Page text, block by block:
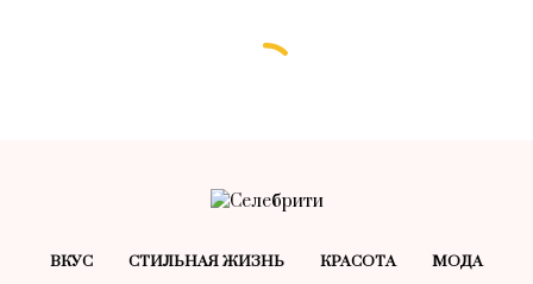
ВКУС СТИЛЬНАЯ ЖИЗНЬ КРАСОТA МОДА